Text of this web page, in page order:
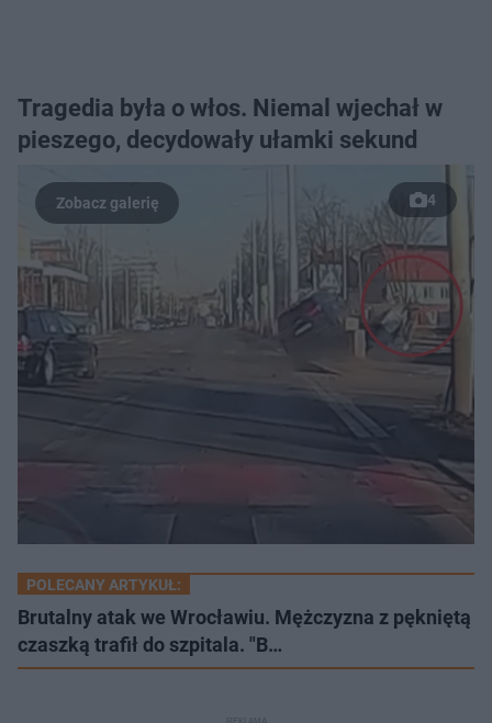
Tragedia była o włos. Niemal wjechał w
pieszego, decydowały ułamki sekund
4
POLECANY ARTYKUŁ:
Brutalny atak we Wrocławiu. Mężczyzna z pękniętą
czaszką trafił do szpitala. "B…